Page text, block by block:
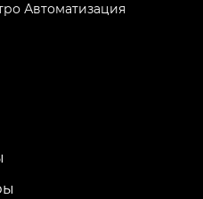
Автоматизация